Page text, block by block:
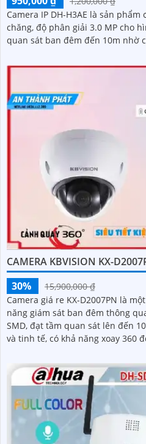
Camera IP DH-H3AE là sản
chăng, độ phân giải 3.0 MP cho
quan sát ban đêm đến 10m nhờ
CAMERA KBVISION KX-
30%
15,900,000 ₫
Camera giá re KX-D2007PN là
năng giám sát ban đêm thông
SMD, đạt tầm quan sát lên đến 10m. Thiết kế camera
và tinh tế, có khả năng xoay 360